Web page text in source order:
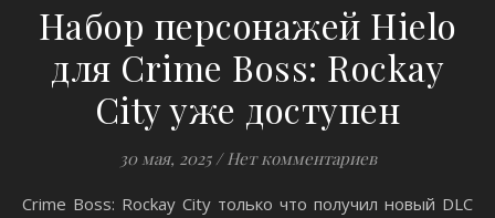
Набор персонажей Hielo
для Crime Boss: Rockay
City уже доступен
30 мая, 2025 / Нет комментариев
Crime Boss: Rockay City только что получил новый DLC